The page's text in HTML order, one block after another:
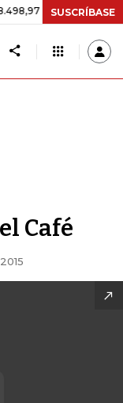
+$ 8.753,81 +2,19%
SUSCRÍBASE
Café